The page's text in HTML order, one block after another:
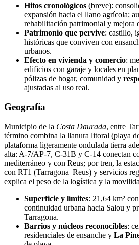
Hitos cronológicos (breve):
expansión hacia el llano agrícola;
rehabilitación patrimonial y mejora
Patrimonio que pervive: castillo,
históricas que conviven con
urbanos.
Efecto en vivienda y comercio:
edificios con garaje y locales en
pólizas de hogar, comunidad y
ajustadas al uso real.
Geografía
Municipio de la Costa Daurada, entre
término combina la llanura litoral (playa
plataforma ligeramente ondulada tierra
alta: A‑7/AP‑7, C‑31B y C‑14 conectan
mediterráneo y con Reus; por tren, la
con RT1 (Tarragona–Reus) y servicios
explica el peso de la logística y la
Superficie y límites: 21,64 km²
continuidad urbana hacia Salou y
Tarragona.
Barrios y núcleos reconocibles:
residenciales de ensanche y La